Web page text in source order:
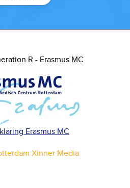
R - Erasmus MC
Erasmus MC
Xinner Media